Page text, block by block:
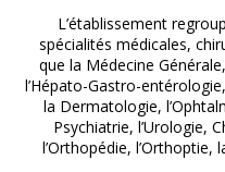
L’établissement
spécialités médicales,
que la Médecine
l’Hépato-Gastro-
la Dermatologie,
Psychiatrie, l’Urologie,
l’Orthopédie, l’Orthoptie,